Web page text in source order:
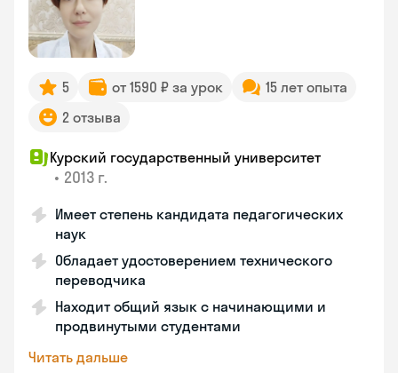
5 от 1590 ₽ за урок
15 лет опыта
2 отзыва
Курский государственный университет
• 2013 г.
Имеет степень кандидата педагогических
наук
Обладает удостоверением технического
переводчика
Находит общий язык с начинающими и
продвинутыми студентами
Читать дальше